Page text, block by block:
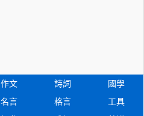
作文 詩詞
國學
名言 格言
工具